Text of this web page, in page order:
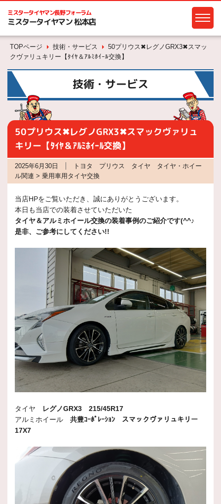
ミスタータイヤマン長野フォーラム
ミスタータイヤマン 松本店
TOPページ 技術・サービス
50プリウス✖レグノGRX3✖スマッ
クヴァリュキリー【ﾀｲﾔ＆ｱﾙﾐﾎｲｰﾙ交換】
技術・サービス
50プリウス✖レグノGRX3✖スマックヴァリュ
キリー【ﾀｲﾔ＆ｱﾙﾐﾎｲｰﾙ交換】
2025年6月30日
トヨタ プリウス タイヤ タイヤ・ホイー
ル関連 > 乗用車用タイヤ交換
当店HPをご覧いただき、誠にありがとうございます。
本日も当店での装着させていただいた
タイヤ＆アルミホイール交換の装着事例のご紹介です(^^♪
是非、ご参考にしてください!!
タイヤ
レグノGRX3 215/45R17
アルミホイール 共豊ｺｰﾎﾟﾚｰｼｮﾝ スマックヴァリュキリー
17X7